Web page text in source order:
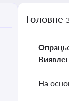
Головне
На